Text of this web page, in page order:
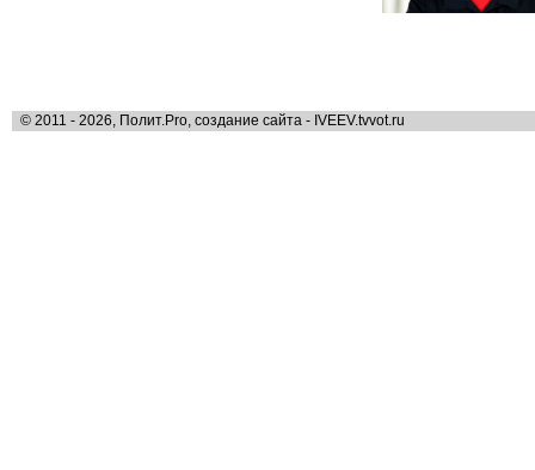
© 2011 - 2026, Полит.Pro, создание сайта - IVEEV.tvvot.ru